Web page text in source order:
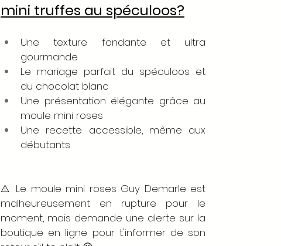
mini truffes au spéculoos?
Une texture fondante et ultra
gourmande
Le mariage parfait du spéculoos et
du chocolat blanc
Une présentation élégante grâce au
moule mini roses
Une recette accessible, même aux
débutants
⚠️ Le moule mini roses Guy Demarle est
malheureusement en rupture pour le
moment, mais demande une alerte sur la
boutique en ligne pour t'informer de son